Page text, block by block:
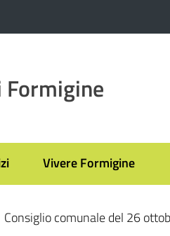
Formigine
Vivere Formigine
Consiglio comunale del 26